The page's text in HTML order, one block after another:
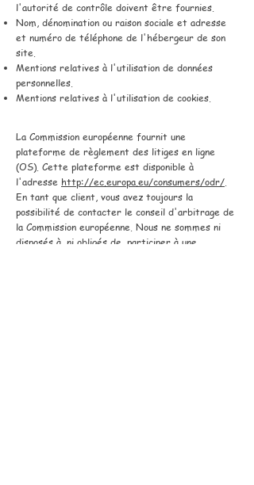
l'autorité de contrôle doivent être fournies. ​​​
Nom, dénomination ou raison sociale et adresse
et numéro de téléphone de l'hébergeur de son
site.
Mentions relatives à l'utilisation de données
personnelles.
Mentions relatives à l'utilisation de cookies.
La Commission européenne fournit une
plateforme de règlement des litiges en ligne
(OS). Cette plateforme est disponible à
l'adresse http://ec.europa.eu/consumers/odr/
En tant que client, vous avez toujours la
possibilité de contacter le conseil d'arbitrage de
la Commission européenne. Nous ne sommes ni
disposés à, ni obligés de, participer à une